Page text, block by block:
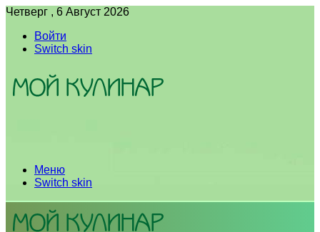
Четверг , 6 Август 2026
Войти
Switch skin
Меню
Switch skin